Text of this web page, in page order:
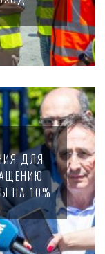
ДЛЯ
НА 10%